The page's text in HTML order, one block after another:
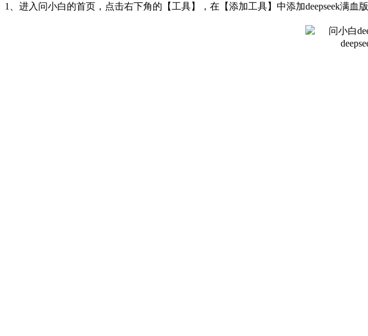
1、进入问小白的首页，点击右下角的【工具】，在【添加工具】中添加deepseek满血版